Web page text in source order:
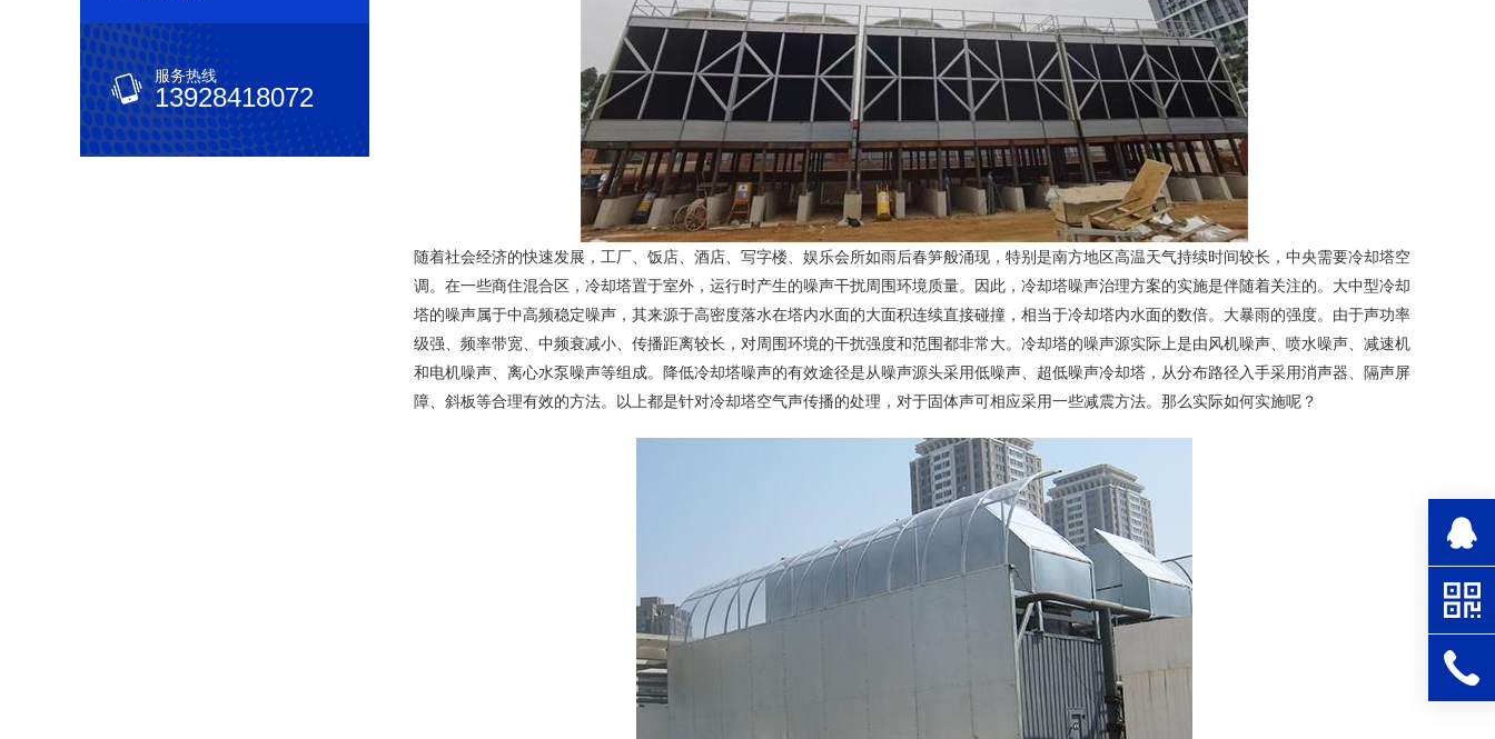
服务热线
13928418072
随着社会经济的快速发展，工厂、饭店、酒店、写字楼、娱乐会所如雨后春笋般涌现，特别是南方地区高温天气持续时间较长，中央需要冷却塔空
调。在一些商住混合区，冷却塔置于室外，运行时产生的噪声干扰周围环境质量。因此，冷却塔噪声治理方案的实施是伴随着关注的。大中型冷却
塔的噪声属于中高频稳定噪声，其来源于高密度落水在塔内水面的大面积连续直接碰撞，相当于冷却塔内水面的数倍。大暴雨的强度。由于声功率
级强、频率带宽、中频衰减小、传播距离较长，对周围环境的干扰强度和范围都非常大。冷却塔的噪声源实际上是由风机噪声、喷水噪声、减速机
和电机噪声、离心水泵噪声等组成。降低冷却塔噪声的有效途径是从噪声源头采用低噪声、超低噪声冷却塔，从分布路径入手采用消声器、隔声屏
障、斜板等合理有效的方法。以上都是针对冷却塔空气声传播的处理，对于固体声可相应采用一些减震方法。那么实际如何实施呢？